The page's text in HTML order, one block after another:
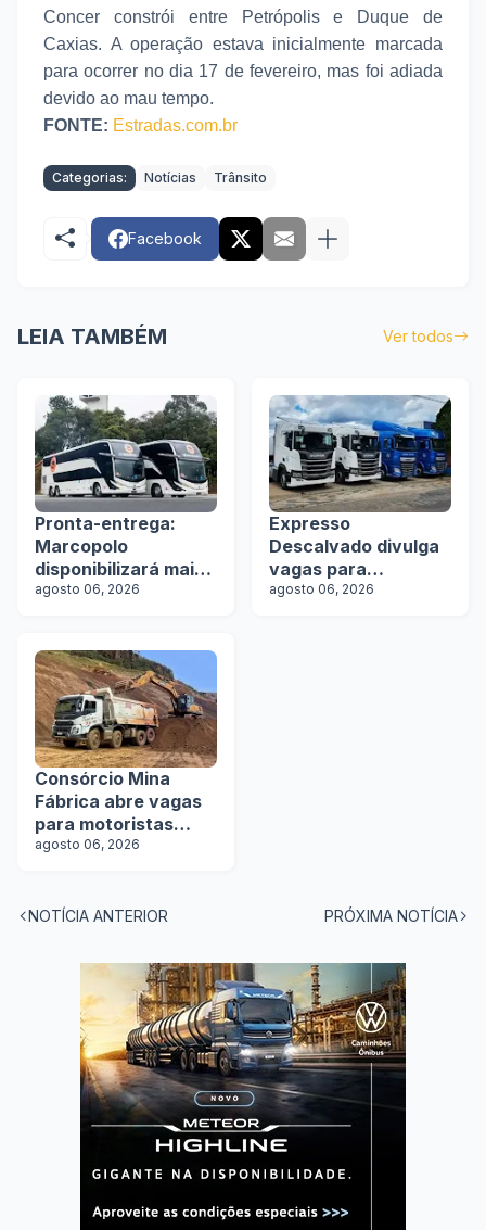
Concer constrói entre Petrópolis e Duque de
Caxias. A operação estava inicialmente marcada
para ocorrer no dia 17 de fevereiro, mas foi adiada
devido ao mau tempo.
FONTE: Estradas.com.br
Categorias: Notícias Trânsito
Facebook
LEIA TAMBÉM Ver todos
Pronta-entrega:
Marcopolo
disponibilizará mais
de 100 ônibus para
agosto 06, 2026
Expresso
Descalvado divulga
vagas para
motoristas
agosto 06, 2026
Consórcio Mina
Fábrica abre vagas
para motoristas
categoria D
agosto 06, 2026
NOTÍCIA ANTERIOR PRÓXIMA NOTÍCIA